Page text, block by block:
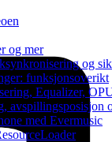
og mer
og
funksjonsoverikt
Equalizer,
avspillingsposisjon
med Evermusic